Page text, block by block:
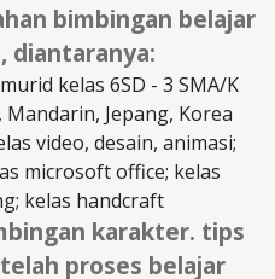
bimbingan belajar
diantaranya:
kelas 6SD - 3 SMA/K
Jepang, Korea
video, desain, animasi;
microsoft office; kelas
kelas handcraft
karakter. tips
proses belajar